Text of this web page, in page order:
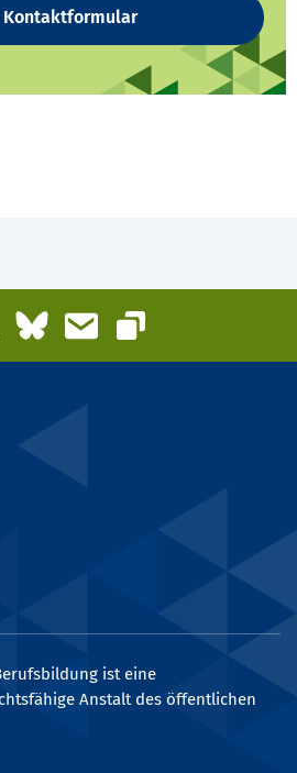
Kontaktformular
LinkedInBlueskyE-Mail
Link kopieren
ist eine
Anstalt des öffentlichen